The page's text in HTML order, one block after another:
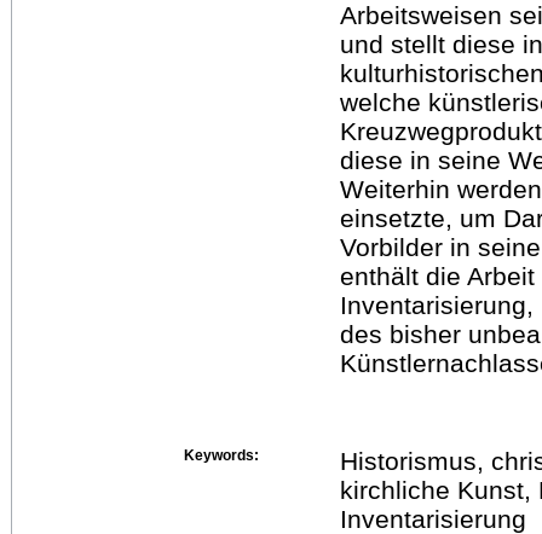
Arbeitsweisen
und stellt diese
welche
diese in seine
Weiterhin
einsetzte, um
Vorbilder in
enthält die
des bisher
Keywords:
Historismus,
kirchliche Kunst,
Inventarisierung